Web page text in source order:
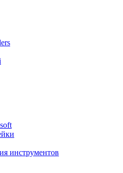
инструментов